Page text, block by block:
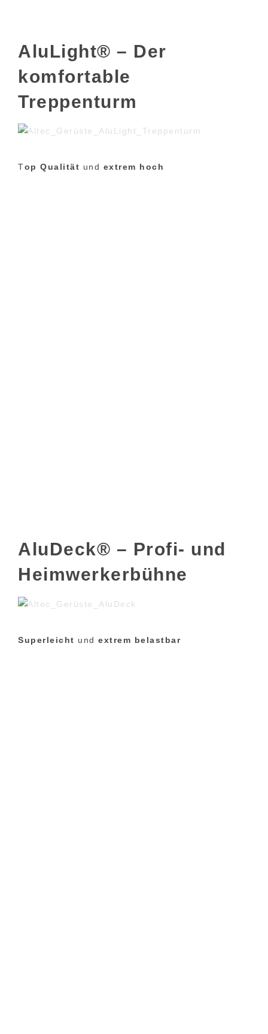
AluLight® – Der
komfortable
Treppenturm
Top Qualität und extrem hoch
AluDeck® – Profi- und
Heimwerkerbühne
Superleicht und extrem belastbar